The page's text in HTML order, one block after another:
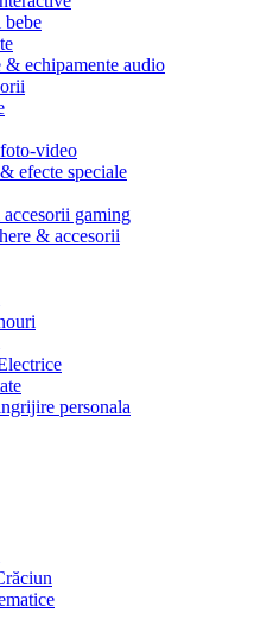
bebe
echipamente audio
video
efecte speciale
gaming
& accesorii
personala